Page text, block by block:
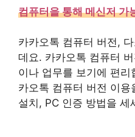
컴퓨터을 통해 메신저 가
카카오톡 컴퓨터 버전,
데요. 카카오톡 컴퓨터
이나 업무를 보기에 편
카오톡 컴퓨터 버전 이
설치, PC 인증 방법을 세